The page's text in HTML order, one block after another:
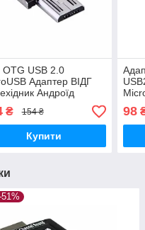
OTG USB 2.0
Адаптер ВІДГ
Андроїд
₴ 154 ₴
Купити
98